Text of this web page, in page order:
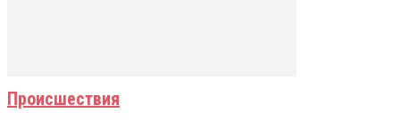
Происшествия